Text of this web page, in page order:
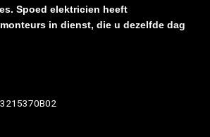
Spoed elektricien heeft
in dienst, die u dezelfde dag